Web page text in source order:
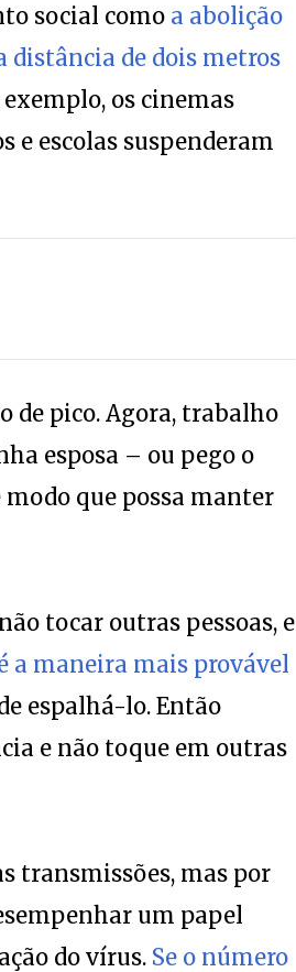
social como a abolição
distância de dois metros
os cinemas
e escolas suspenderam
de pico. Agora, trabalho
esposa – ou pego o
que possa manter
tocar outras pessoas, e
a maneira mais provável
espalhá-lo. Então
e não toque em outras
transmissões, mas por
um papel
do vírus. Se o número